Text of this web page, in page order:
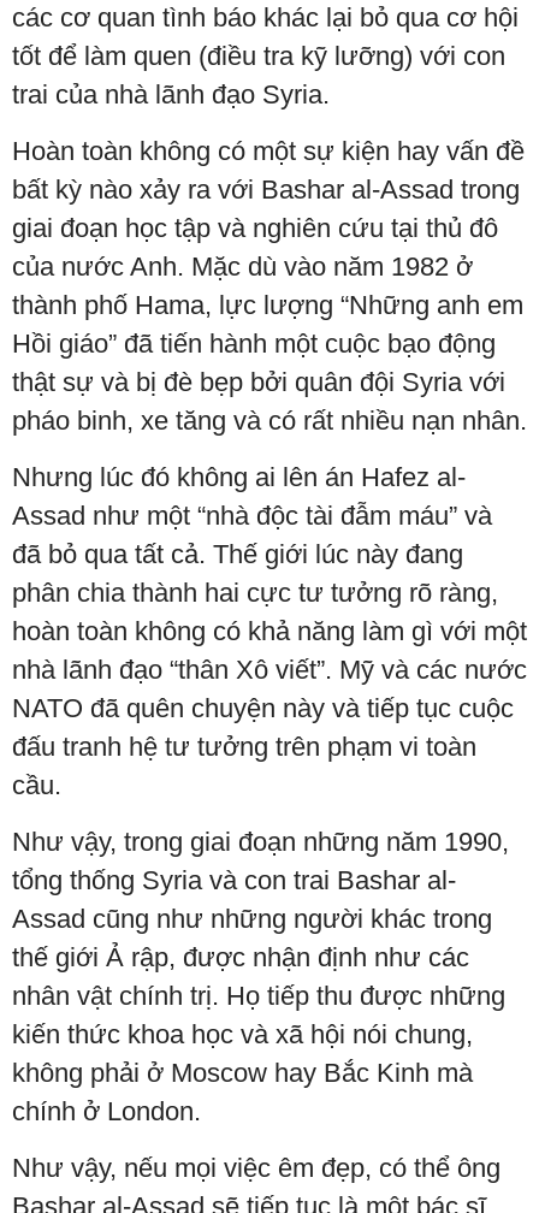
các cơ quan tình báo khác lại bỏ qua cơ hội
tốt để làm quen (điều tra kỹ lưỡng) với con
trai của nhà lãnh đạo Syria.
Hoàn toàn không có một sự kiện hay vấn đề
bất kỳ nào xảy ra với Bashar al-Assad trong
giai đoạn học tập và nghiên cứu tại thủ đô
của nước Anh. Mặc dù vào năm 1982 ở
thành phố Hama, lực lượng “Những anh em
Hồi giáo” đã tiến hành một cuộc bạo động
thật sự và bị đè bẹp bởi quân đội Syria với
pháo binh, xe tăng và có rất nhiều nạn nhân.
Nhưng lúc đó không ai lên án Hafez al-
Assad như một “nhà độc tài đẫm máu” và
đã bỏ qua tất cả. Thế giới lúc này đang
phân chia thành hai cực tư tưởng rõ ràng,
hoàn toàn không có khả năng làm gì với một
nhà lãnh đạo “thân Xô viết”. Mỹ và các nước
NATO đã quên chuyện này và tiếp tục cuộc
đấu tranh hệ tư tưởng trên phạm vi toàn
cầu.
Như vậy, trong giai đoạn những năm 1990,
tổng thống Syria và con trai Bashar al-
Assad cũng như những người khác trong
thế giới Ả rập, được nhận định như các
nhân vật chính trị. Họ tiếp thu được những
kiến thức khoa học và xã hội nói chung,
không phải ở Moscow hay Bắc Kinh mà
chính ở London.
Như vậy, nếu mọi việc êm đẹp, có thể ông
Bashar al-Assad sẽ tiếp tục là một bác sĩ